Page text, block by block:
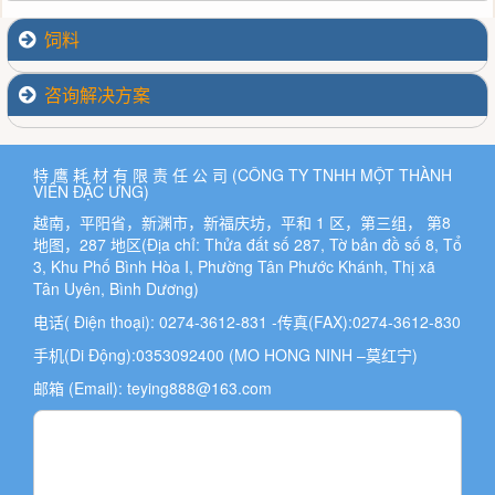
饲料
咨询解决方案
特 鹰 耗 材 有 限 责 任 公 司 (CÔNG TY TNHH MỘT THÀNH
VIÊN ĐẶC ƯNG)
越南，平阳省，新渊市，新福庆坊，平和 1 区，第三组， 第8
地图，287 地区(Địa chỉ: Thửa đất số 287, Tờ bản đồ số 8, Tổ
3, Khu Phố Bình Hòa I, Phường Tân Phước Khánh, Thị xã
Tân Uyên, Bình Dương)
电话( Điện thoại): 0274-3612-831 -传真(FAX):0274-3612-830
手机(Di Động):0353092400 (MO HONG NINH –莫红宁)
邮箱 (Email): teying888@163.com